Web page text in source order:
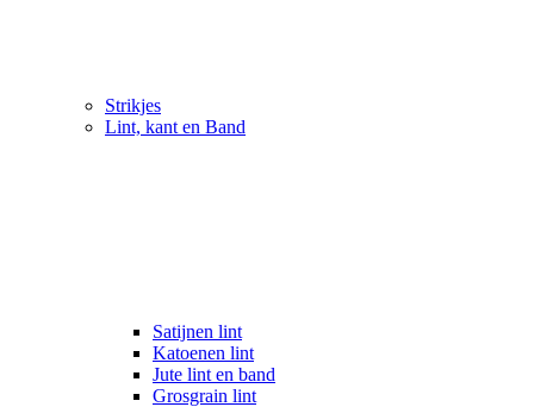
Strikjes
Lint, kant en Band
Satijnen lint
Katoenen lint
Jute lint en band
Grosgrain lint